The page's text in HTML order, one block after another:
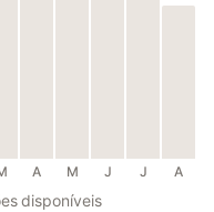
A M J J A
disponíveis